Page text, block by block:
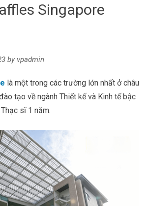
Singapore
by vpadmin
là một trong các trường lớn nhất ở châu
tạo về ngành Thiết kế và Kinh tế bậc
sĩ 1 năm.